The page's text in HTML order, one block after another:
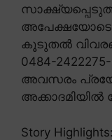
കൂടുതൽ
0484-
അവസരം
അക്കാദമിയിൽ
Story